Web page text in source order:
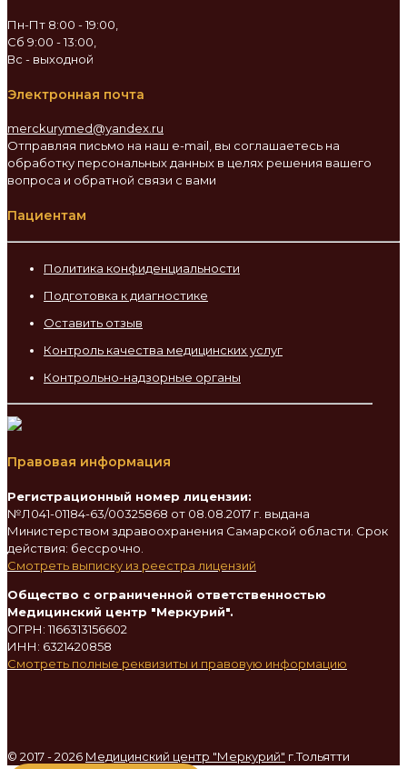
Пн-Пт 8:00 - 19:00,
Сб 9:00 - 13:00,
Вс - выходной
Электронная почта
merckurymed@yandex.ru
Отправляя письмо на наш e-mail, вы соглашаетесь на
обработку персональных данных в целях решения вашего
вопроса и обратной связи с вами
Пациентам
Политика конфиденциальности
Подготовка к диагностике
Оставить отзыв
Контроль качества медицинских услуг
Контрольно-надзорные органы
Правовая информация
Регистрационный номер лицензии:
№Л041-01184-63/00325868 от 08.08.2017 г. выдана
Министерством здравоохранения Самарской области. Срок
действия: бессрочно.
Смотреть выписку из реестра лицензий
Общество с ограниченной ответственностью
Медицинский центр "Меркурий".
ОГРН: 1166313156602
ИНН: 6321420858
Смотреть полные реквизиты и правовую информацию
© 2017 - 2026 Медицинский центр "Меркурий" г.Тольятти